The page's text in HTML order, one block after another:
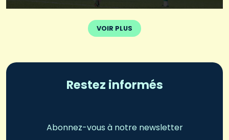
VOIR PLUS
Restez informés
Abonnez-vous à notre newsletter